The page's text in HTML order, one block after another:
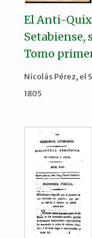
El Anti-
Setabiense,
Tomo
Nicolás Pérez, el
1805